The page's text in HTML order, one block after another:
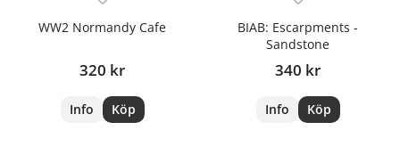
WW2 Normandy Cafe
320 kr
Info Köp
BIAB: Escarpments -
Sandstone
340 kr
Info Köp